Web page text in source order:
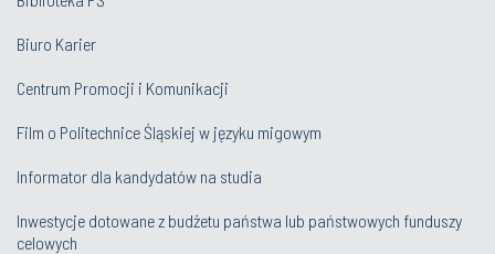
Biuro Karier
Centrum Promocji i Komunikacji
Film o Politechnice Śląskiej w języku migowym
Informator dla kandydatów na studia
Inwestycje dotowane z budżetu państwa lub państwowych funduszy
celowych